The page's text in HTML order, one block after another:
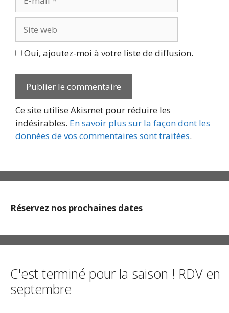
mail
web
Oui, ajoutez-moi à votre liste de diffusion.
Ce site utilise Akismet pour réduire les
indésirables. En savoir plus sur la façon dont les
données de vos commentaires sont traitées.
Réservez nos prochaines dates
C'est terminé pour la saison ! RDV en
septembre